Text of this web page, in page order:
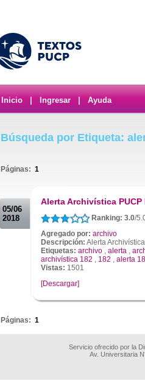
Inicio Ingresar Ayuda
Búsqueda por Etiqueta:
Páginas: 1
05/06
2018
Alerta Archivística PUCP
Ranking: 3.0/
Agregado por: archivo
Descripción: Alerta
Etiquetas: archivo , alerta ,
archivística 182 , 182 , alerta
Vistas: 1501
[Descargar]
Páginas: 1
Servicio ofrecido por la
Av. Universitaria